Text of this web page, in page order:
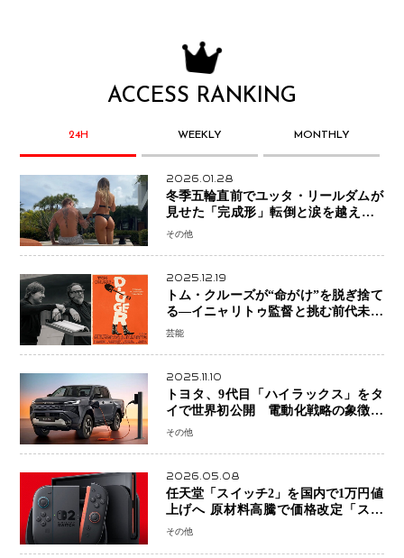
ACCESS RANKING
24H WEEKLY MONTHLY
2026.01.28
冬季五輪直前でユッタ・リールダムが
見せた「完成形」転倒と涙を越えて─
ミラノで金を狙うオランダ女王の現在
その他
2025.12.19
トム・クルーズが“命がけ”を脱ぎ捨て
る―イニャリトゥ監督と挑む前代未聞
の大惨事コメディ「DIGGER ディガ
芸能
2025.11.10
トヨタ、9代目「ハイラックス」をタ
イで世界初公開 電動化戦略の象徴と
なるBEVモデルを初設定
その他
2026.05.08
任天堂「スイッチ2」を国内で1万円値
上げへ 原材料高騰で価格改定「スイ
ッチオンライン」も引き上げ
その他